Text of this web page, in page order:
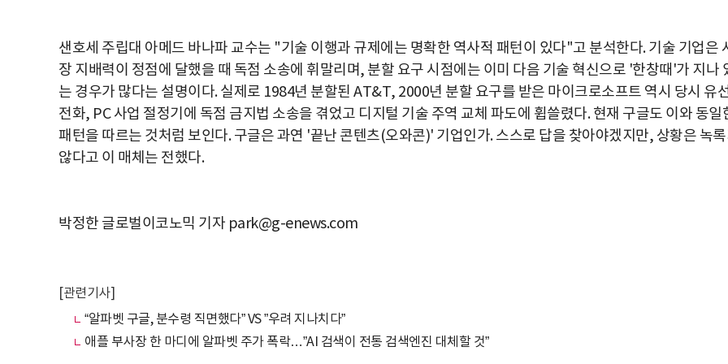
샌호세 주립대 아메드 바나파 교수는 "기술 이행과 규제에는 명확한 역사적 패턴이 있다"고 분석한다. 기술 기업은
장 지배력이 정점에 달했을 때 독점 소송에 휘말리며, 분할 요구 시점에는 이미 다음 기술 혁신으로 '한창때'가 지나
는 경우가 많다는 설명이다. 실제로 1984년 분할된 AT&T, 2000년 분할 요구를 받은 마이크로소프트 역시 당시 유
전화, PC 사업 절정기에 독점 금지법 소송을 겪었고 디지털 기술 주역 교체 파도에 휩쓸렸다. 현재 구글도 이와 동일
패턴을 따르는 것처럼 보인다. 구글은 과연 '끝난 콘텐츠(오와콘)' 기업인가. 스스로 답을 찾아야겠지만, 상황은 녹록
않다고 이 매체는 전했다.
박정한 글로벌이코노믹 기자 park@g-enews.com
[관련기사]
“알파벳 구글, 분수령 직면했다” VS ”우려 지나치다”
애플 부사장 한 마디에 알파벳 주가 폭락…”AI 검색이 전통 검색엔진 대체할 것”